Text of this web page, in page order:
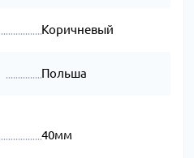
Коричневый
Польша
40мм